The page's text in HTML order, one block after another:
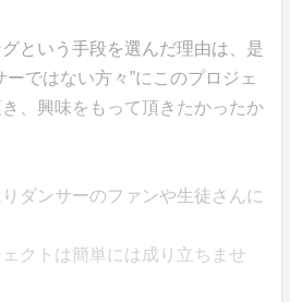
という手段を選んだ理由は、是
ではない方々”にこのプロジェ
、興味をもって頂きたかったか
ダンサーのファンや生徒さんに
クトは簡単には成り立ちませ